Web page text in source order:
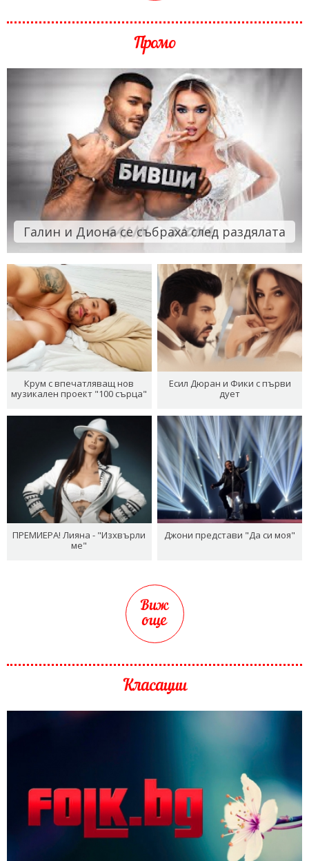
Промо
Галин и Диона се събраха след раздялата
Крум с впечатляващ нов
музикален проект "100 сърца"
Есил Дюран и Фики с първи
дует
ПРЕМИЕРА! Лияна - "Изхвърли
ме"
Джони представи "Да си моя"
Виж
още
Класации